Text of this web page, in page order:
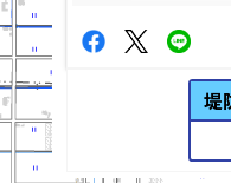
堤